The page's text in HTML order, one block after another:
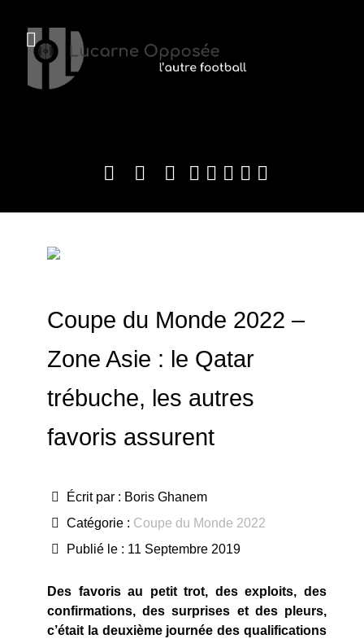
Coupe du Monde 2022 –
Zone Asie : le Qatar
trébuche, les autres
favoris assurent
Écrit par : Boris Ghanem
Catégorie : Coupe du Monde 2022
Publié le : 11 Septembre 2019
Des favoris au petit trot, des exploits, des
confirmations, des surprises et des pleurs,
c’était la deuxième journée des qualifications